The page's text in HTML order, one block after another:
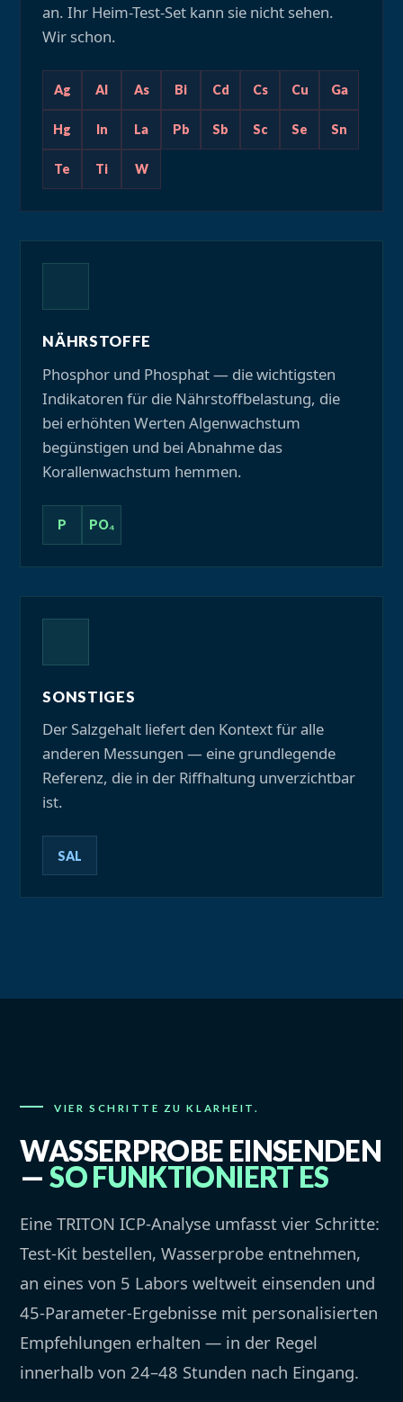
an. Ihr Heim-Test-Set kann sie nicht sehen.
Wir schon.
Ag Al As Bi Cd Cs Cu Ga
Hg In La Pb Sb Sc Se Sn
Te Ti W
NÄHRSTOFFE
Phosphor und Phosphat — die wichtigsten
Indikatoren für die Nährstoffbelastung, die
bei erhöhten Werten Algenwachstum
begünstigen und bei Abnahme das
Korallenwachstum hemmen.
P PO₄
SONSTIGES
Der Salzgehalt liefert den Kontext für alle
anderen Messungen — eine grundlegende
Referenz, die in der Riffhaltung unverzichtbar
ist.
SAL
VIER SCHRITTE ZU KLARHEIT.
WASSERPROBE EINSENDEN
—SO FUNKTIONIERT ES
Eine TRITON ICP-Analyse umfasst vier Schritte:
Test-Kit bestellen, Wasserprobe entnehmen,
an eines von 5 Labors weltweit einsenden und
45-Parameter-Ergebnisse mit personalisierten
Empfehlungen erhalten — in der Regel
innerhalb von 24–48 Stunden nach Eingang.